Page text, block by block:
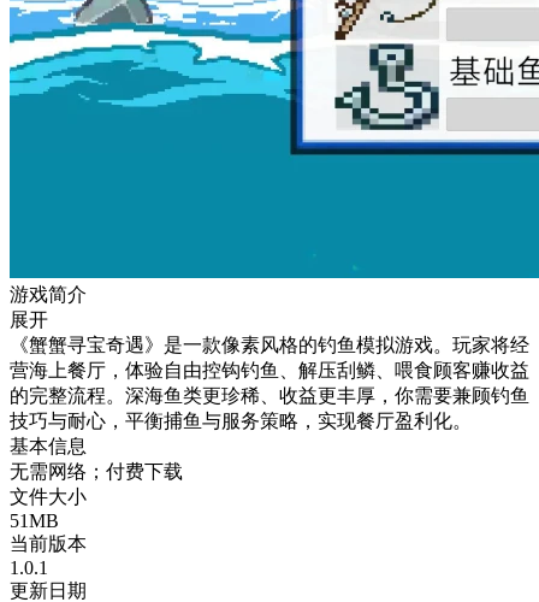
游戏简介
展开
《蟹蟹寻宝奇遇》是一款像素风格的钓鱼模拟游戏。玩家将经
营海上餐厅，体验自由控钩钓鱼、解压刮鳞、喂食顾客赚收益
的完整流程。深海鱼类更珍稀、收益更丰厚，你需要兼顾钓鱼
技巧与耐心，平衡捕鱼与服务策略，实现餐厅盈利化。
基本信息
无需网络；付费下载
文件大小
51MB
当前版本
1.0.1
更新日期